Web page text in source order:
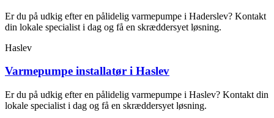
Er du på udkig efter en pålidelig varmepumpe i Haderslev? Kontakt
din lokale specialist i dag og få en skræddersyet løsning.
Haslev
Varmepumpe installatør i Haslev
Er du på udkig efter en pålidelig varmepumpe i Haslev? Kontakt din
lokale specialist i dag og få en skræddersyet løsning.